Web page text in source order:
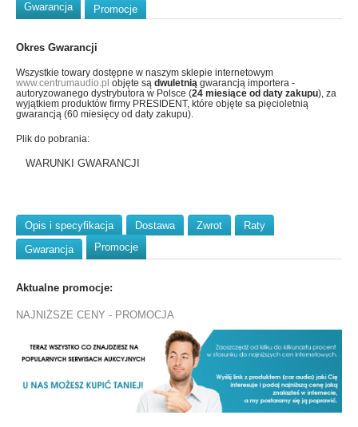
Gwarancja
Promocje
Okres Gwarancji
Wszystkie towary dostępne w naszym sklepie internetowym
www.centrumaudio.pl objęte są dwuletnią gwarancją importera -
autoryzowanego dystrybutora w Polsce (24 miesiące od daty zakupu), za
wyjątkiem produktów firmy PRESIDENT, które objęte sa pięcioletnią
gwarancją (60 miesięcy od daty zakupu).
Plik do pobrania:
WARUNKI GWARANCJI
Opis i specyfikacja Dostawa Zwrot
Raty
Gwarancja
Promocje
Aktualne promocje:
NAJNIŻSZE CENY - PROMOCJA